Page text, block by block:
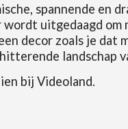
spannende en
uitgedaagd om
decor zoals je dat
landschap
bij Videoland.